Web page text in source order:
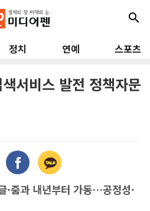
search
정치 연예 스포츠
서비스 발전 정책자문
·줌과 내년부터 가동…공정성·